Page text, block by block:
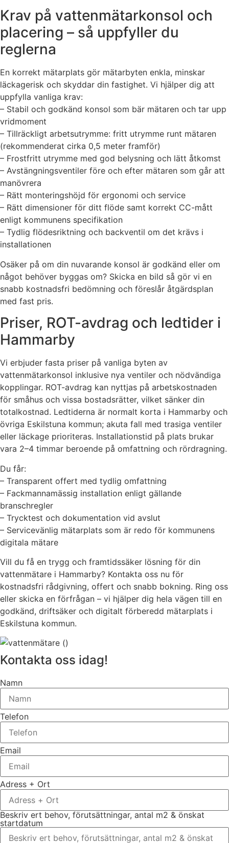
Krav på vattenmätarkonsol och
placering – så uppfyller du
reglerna
En korrekt mätarplats gör mätarbyten enkla, minskar
läckagerisk och skyddar din fastighet. Vi hjälper dig att
uppfylla vanliga krav:
– Stabil och godkänd konsol som bär mätaren och tar upp
vridmoment
– Tillräckligt arbetsutrymme: fritt utrymme runt mätaren
(rekommenderat cirka 0,5 meter framför)
– Frostfritt utrymme med god belysning och lätt åtkomst
– Avstängningsventiler före och efter mätaren som går att
manövrera
– Rätt monteringshöjd för ergonomi och service
– Rätt dimensioner för ditt flöde samt korrekt CC-mått
enligt kommunens specifikation
– Tydlig flödesriktning och backventil om det krävs i
installationen
Osäker på om din nuvarande konsol är godkänd eller om
något behöver byggas om? Skicka en bild så gör vi en
snabb kostnadsfri bedömning och föreslår åtgärdsplan
med fast pris.
Priser, ROT-avdrag och ledtider i
Hammarby
Vi erbjuder fasta priser på vanliga byten av
vattenmätarkonsol inklusive nya ventiler och nödvändiga
kopplingar. ROT-avdrag kan nyttjas på arbetskostnaden
för småhus och vissa bostadsrätter, vilket sänker din
totalkostnad. Ledtiderna är normalt korta i Hammarby och
övriga Eskilstuna kommun; akuta fall med trasiga ventiler
eller läckage prioriteras. Installationstid på plats brukar
vara 2–4 timmar beroende på omfattning och rördragning.
Du får:
– Transparent offert med tydlig omfattning
– Fackmannamässig installation enligt gällande
branschregler
– Trycktest och dokumentation vid avslut
– Servicevänlig mätarplats som är redo för kommunens
digitala mätare
Vill du få en trygg och framtidssäker lösning för din
vattenmätare i Hammarby? Kontakta oss nu för
kostnadsfri rådgivning, offert och snabb bokning. Ring oss
eller skicka en förfrågan – vi hjälper dig hela vägen till en
godkänd, driftsäker och digitalt förberedd mätarplats i
Eskilstuna kommun.
Kontakta oss idag!
Namn
Telefon
Email
Adress + Ort
Beskriv ert behov, förutsättningar, antal m2 & önskat
startdatum